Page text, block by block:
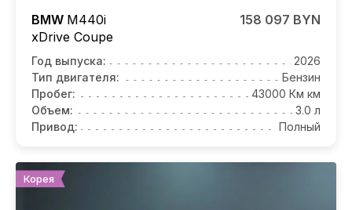
BMW M440i
xDrive Coupe
158 097 BYN
Год выпуска:
2026
Тип двигателя:
Бензин
Пробег:
43000 Км км
Объем:
3.0 л
Привод:
Полный
Корея